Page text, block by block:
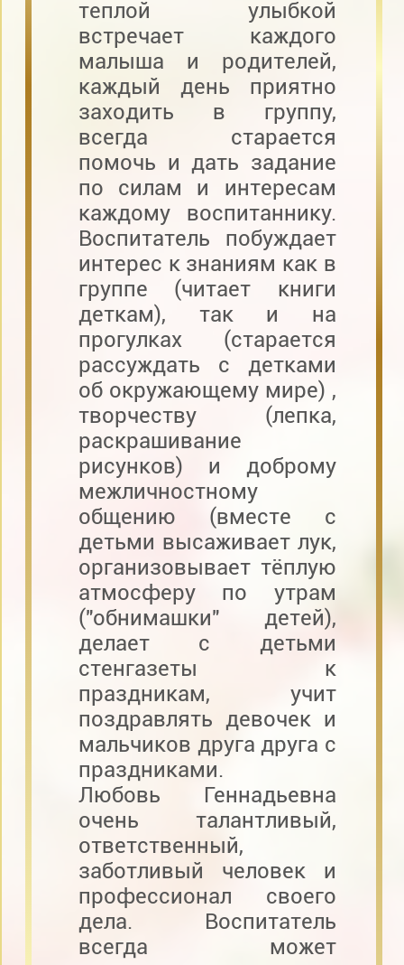
теплой улыбкой
встречает каждого
малыша и родителей,
каждый день приятно
заходить в группу,
всегда старается
помочь и дать задание
по силам и интересам
каждому воспитаннику.
Воспитатель побуждает
интерес к знаниям как в
группе (читает книги
деткам), так и на
прогулках (старается
рассуждать с детками
об окружающему мире) ,
творчеству (лепка,
раскрашивание
рисунков) и доброму
межличностному
общению (вместе с
детьми высаживает лук,
организовывает тёплую
атмосферу по утрам
("обнимашки" детей),
делает с детьми
стенгазеты к
праздникам, учит
поздравлять девочек и
мальчиков друга друга с
праздниками.
Любовь Геннадьевна
очень талантливый,
ответственный,
заботливый человек и
профессионал своего
дела. Воспитатель
всегда может